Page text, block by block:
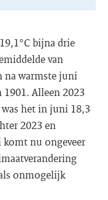
bijna drie
van
na warmste juni
Alleen 2023
was het in juni 18,3
2023 en
komt nu ongeveer
onmogelijk